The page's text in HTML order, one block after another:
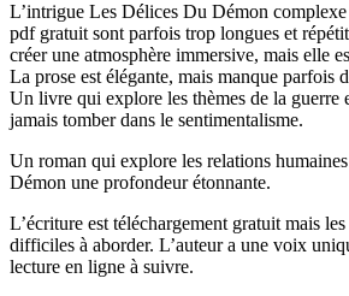
L’intrigue Les Délices Du Démon complexe
pdf gratuit sont parfois trop longues et
créer une atmosphère immersive, mais elle
La prose est élégante, mais manque parfois
Un livre qui explore les thèmes de la guerre
jamais tomber dans le sentimentalisme.
Un roman qui explore les relations
Démon une profondeur étonnante.
L’écriture est téléchargement gratuit mais
difficiles à aborder. L’auteur a une voix
lecture en ligne à suivre.